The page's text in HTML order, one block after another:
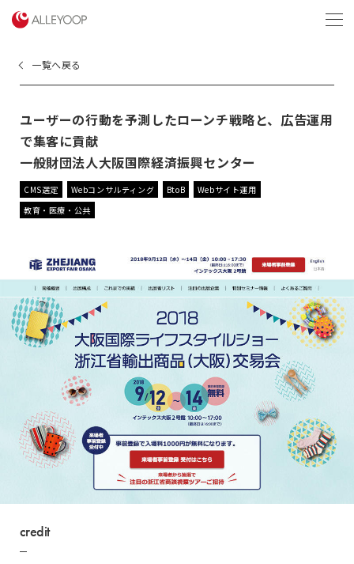
一覧へ戻る
ユーザーの行動を予測したローンチ戦略と、広告運用
で集客に貢献
一般財団法人大阪国際経済振興センター
CMS選定 Webコンサルティング BtoB
Webサイト運用
教育・医療・公共
credit